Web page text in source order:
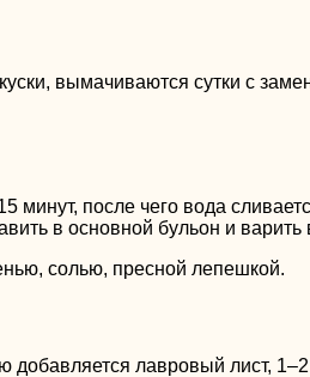
вымачиваются сутки с
после чего вода
в основной бульон и варить
солью, пресной лепешкой.
добавляется лавровый лист,